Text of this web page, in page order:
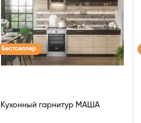
Бестселлер
Кухонный гарнитур МАША